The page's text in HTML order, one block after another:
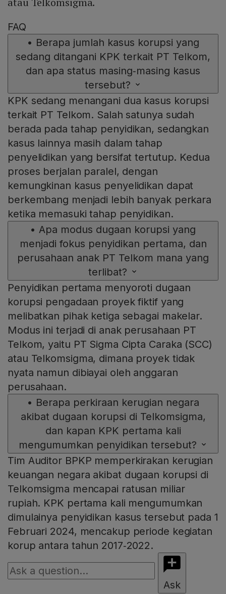
FAQ
• Berapa jumlah kasus korupsi yang
sedang ditangani KPK terkait PT Telkom,
dan apa status masing‑masing kasus
tersebut?
KPK sedang menangani dua kasus korupsi
terkait PT Telkom. Salah satunya sudah
berada pada tahap penyidikan, sedangkan
kasus lainnya masih dalam tahap
penyelidikan yang bersifat tertutup. Kedua
proses berjalan paralel, dengan
kemungkinan kasus penyelidikan dapat
berkembang menjadi lebih banyak perkara
ketika memasuki tahap penyidikan.
• Apa modus dugaan korupsi yang
menjadi fokus penyidikan pertama, dan
perusahaan anak PT Telkom mana yang
terlibat?
Penyidikan pertama menyoroti dugaan
korupsi pengadaan proyek fiktif yang
melibatkan pihak ketiga sebagai makelar.
Modus ini terjadi di anak perusahaan PT
Telkom, yaitu PT Sigma Cipta Caraka (SCC)
atau Telkomsigma, dimana proyek tidak
nyata namun dibiayai oleh anggaran
perusahaan.
• Berapa perkiraan kerugian negara
akibat dugaan korupsi di Telkomsigma,
dan kapan KPK pertama kali
mengumumkan penyidikan tersebut?
Tim Auditor BPKP memperkirakan kerugian
keuangan negara akibat dugaan korupsi di
Telkomsigma mencapai ratusan miliar
rupiah. KPK pertama kali mengumumkan
dimulainya penyidikan kasus tersebut pada 1
Februari 2024, mencakup periode kegiatan
korup antara tahun 2017‑2022.
Ask